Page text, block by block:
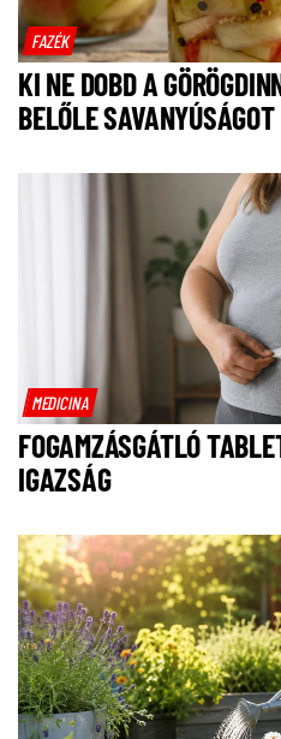
FAZÉK
KI NE DOBD A
BELŐLE SAVANYÚSÁGOT
MEDICINA
FOGAMZÁSGÁTLÓ
IGAZSÁG